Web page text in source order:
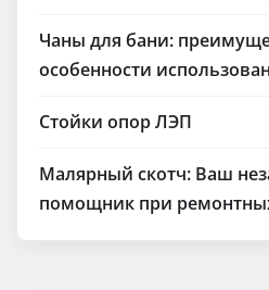
Чаны для бани:
особенности
Стойки опор ЛЭП
Малярный скотч: Ваш
помощник при